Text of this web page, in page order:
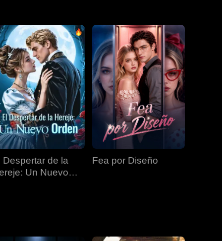
EP 34 EP 35 EP 36
EP 37 EP 38 EP 39
EP 40
Despertar de la
Un Nuevo
Fea por Diseño